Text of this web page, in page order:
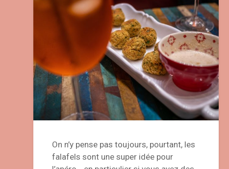
On n’y pense pas toujours, pourtant, les
falafels sont une super idée pour